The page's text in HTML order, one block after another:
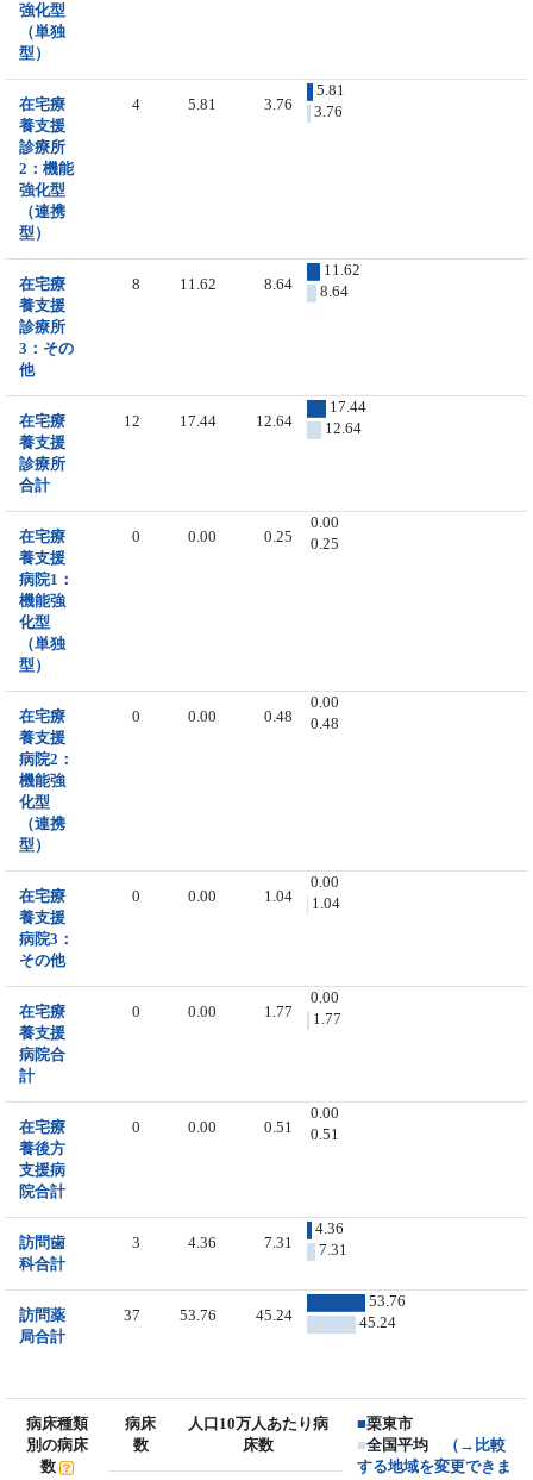
強化型
（単独
型）
在宅療
養支援
診療所
2：機能
強化型
（連携
型）
4 5.81 3.76
5.81
3.76
在宅療
養支援
診療所
3：その
他
8 11.62 8.64
11.62
8.64
在宅療
養支援
診療所
合計
12 17.44 12.64
17.44
12.64
在宅療
養支援
病院1：
機能強
化型
（単独
型）
0 0.00 0.25
0.00
0.25
在宅療
養支援
病院2：
機能強
化型
（連携
型）
0 0.00 0.48
0.00
0.48
在宅療
養支援
病院3：
その他
0 0.00 1.04
0.00
1.04
在宅療
養支援
病院合
計
0 0.00 1.77
0.00
1.77
在宅療
養後方
支援病
院合計
0 0.00 0.51
0.00
0.51
訪問歯
科合計
3 4.36 7.31
4.36
7.31
訪問薬
局合計
37 53.76 45.24
53.76
45.24
病床種類
別の病床
数
病床
数
人口10万人あたり病
床数
■栗東市
■全国平均
（→比較
する地域を変更できま